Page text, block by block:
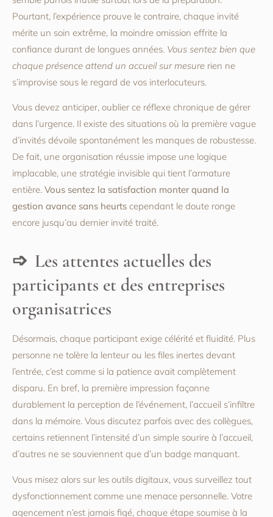
Pourtant, l’expérience prouve le contraire, chaque invité
mérite un soin extrême, la moindre omission effrite la
confiance durant de longues années. Vous sentez bien que
chaque présence attend un accueil sur mesure rien ne
s’improvise sous le regard de vos interlocuteurs.
Vous devez anticiper, oublier ce réflexe chronique de gérer
dans l’urgence. Il existe des situations où la première vague
d’invités dévoile spontanément les manques de robustesse.
De fait, une organisation réussie impose une logique
implacable, une stratégie invisible qui tient l’armature
entière. Vous sentez la satisfaction monter quand la
gestion avance sans heurts cependant le doute ronge
encore jusqu’au dernier invité traité.
Les attentes actuelles des
participants et des entreprises
organisatrices
Désormais, chaque participant exige célérité et fluidité. Plus
personne ne tolère la lenteur ou les files inertes devant
l’entrée, c’est comme si la patience avait complètement
disparu. En bref, la première impression façonne
durablement la perception de l’événement, l’accueil s’infiltre
dans la mémoire. Vous discutez parfois avec des collègues,
certains retiennent l’intensité d’un simple sourire à l’accueil,
d’autres ne se souviennent que d’un badge manquant.
Vous misez alors sur les outils digitaux, vous surveillez tout
dysfonctionnement comme une menace personnelle. Votre
agencement n’est jamais figé, chaque étape soumise à la